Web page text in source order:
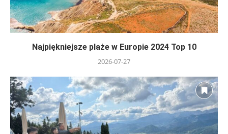
Najpiękniejsze plaże w Europie 2024 Top 10
2026-07-27